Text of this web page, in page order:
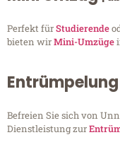
Perfekt fürStudierende
bieten wirMini-Umzüge
Entrümpelung
Befreien Sie sich von
Dienstleistung zur